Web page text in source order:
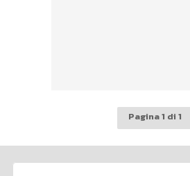
Pagina 1 di 1